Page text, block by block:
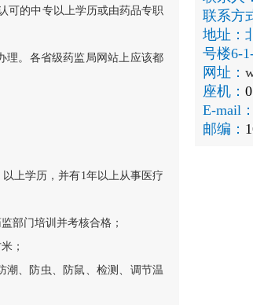
可的中专以上学历或由药品专职
理。各省级药监局网站上应该都
上学历，并有1年以上从事医疗
部门培训并考核合格；
；
、防虫、防鼠、检测、调节温
联系方
地址：
号楼6-
网址：
座机：
E-mail：
邮编：